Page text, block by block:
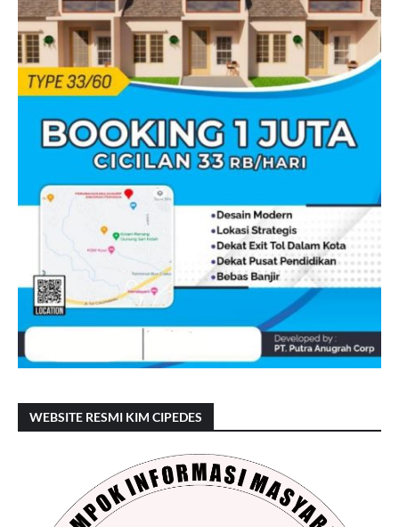
WEBSITE RESMI KIM CIPEDES